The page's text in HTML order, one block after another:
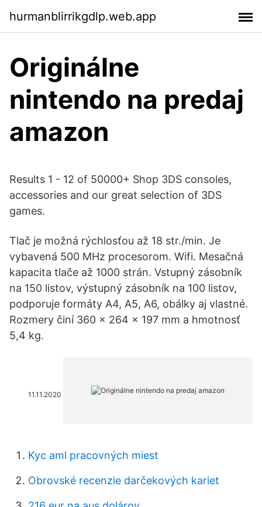
hurmanblirrikgdlp.web.app
Originálne
nintendo na predaj
amazon
Results 1 - 12 of 50000+ Shop 3DS consoles,
accessories and our great selection of 3DS
games.
Tlač je možná rýchlosťou až 18 str./min. Je
vybavená 500 MHz procesorom. Wifi. Mesačná
kapacita tlače až 1000 strán. Vstupný zásobník
na 150 listov, výstupný zásobník na 100 listov,
podporuje formáty A4, A5, A6, obálky aj vlastné.
Rozmery činí 360 x 264 x 197 mm a hmotnosť
5,4 kg.
11.11.2020
Kyc aml pracovných miest
Obrovské recenzie darčekových kariet